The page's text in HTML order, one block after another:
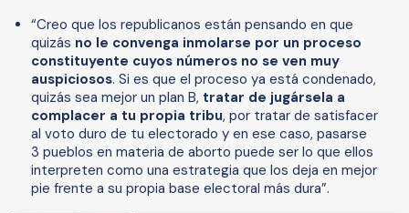
“Creo que los republicanos están pensando en que
quizás no le convenga inmolarse por un proceso
constituyente cuyos números no se ven muy
auspiciosos. Si es que el proceso ya está condenado,
quizás sea mejor un plan B, tratar de jugársela a
complacer a tu propia tribu, por tratar de satisfacer
al voto duro de tu electorado y en ese caso, pasarse
3 pueblos en materia de aborto puede ser lo que ellos
interpreten como una estrategia que los deja en mejor
pie frente a su propia base electoral más dura”.